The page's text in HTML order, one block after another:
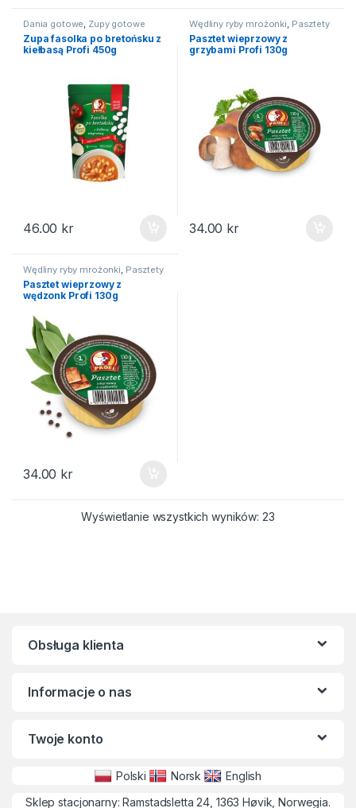
Dania gotowe, Zupy gotowe
Zupa fasolka po bretońsku z
kiełbasą Profi 450g
46.00 kr
Wędliny ryby mrożonki, Pasztety
Pasztet wieprzowy z
grzybami Profi 130g
34.00 kr
Wędliny ryby mrożonki, Pasztety
Pasztet wieprzowy z
wędzonk Profi 130g
34.00 kr
Wyświetlanie wszystkich wyników: 23Posortowane
Obsługa klienta
Informacje o nas
Twoje konto
Polski Norsk
English
Sklep stacjonarny: Ramstadsletta 24, 1363 Høvik, Norwegia.